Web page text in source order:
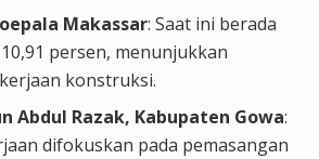
Makassar: Saat ini berada
persen, menunjukkan
konstruksi.
Abdul Razak, Kabupaten Gowa:
difokuskan pada pemasangan